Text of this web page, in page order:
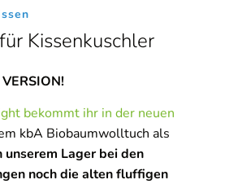
Kissenkuschler
bekommt ihr in der neuen
kbA Biobaumwolltuch als
unserem Lager bei den
noch die alten fluffigen